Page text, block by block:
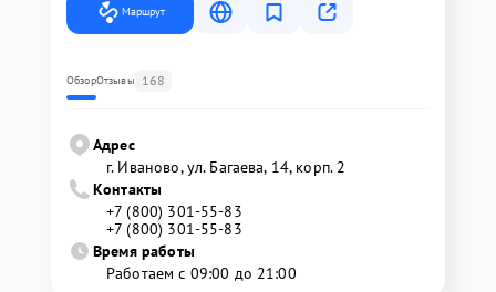
Маршрут
ОбзорОтзывы 168
Адрес
г. Иваново, ул. Багаева, 14, корп. 2
Контакты
+7 (800) 301-55-83
+7 (800) 301-55-83
Время работы
Работаем с 09:00 до 21:00